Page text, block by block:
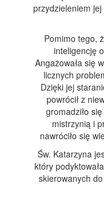
przydzieleniem
Pomimo tego,
inteligencję
Angażowała się
licznych
Dzięki jej
powrócił z
gromadziło
mistrzynią i
nawróciło się
Św. Katarzyna
który
skierowanych